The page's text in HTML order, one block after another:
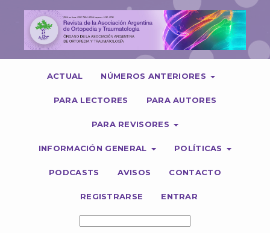
ACTUAL NÚMEROS ANTERIORES
PARA LECTORES PARA AUTORES
PARA REVISORES
INFORMACIÓN GENERAL POLÍTICAS
PODCASTS AVISOS CONTACTO
REGISTRARSE ENTRAR